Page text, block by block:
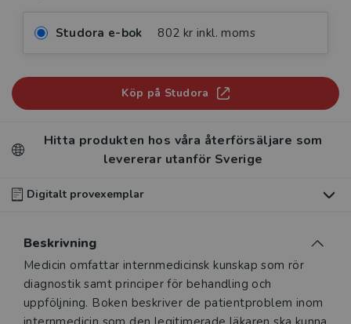
Studora e-bok 802 kr inkl. moms
Köp på Studora
Hitta produkten hos våra återförsäljare som
levererar utanför Sverige
Digitalt provexemplar
digitalt provexemplar av den här produkten
Våra digitala provexemplar tillhandahålls via Studora.se
och ger dig tillgång till boken under 180 dagar. Observera
att erbjudandet endast gäller relevanta produkter för din
Beskrivning
Beskrivning
Medicin omfattar internmedicinsk kunskap som rör
diagnostik samt principer för behandling och
uppföljning. Boken beskriver de patientproblem inom